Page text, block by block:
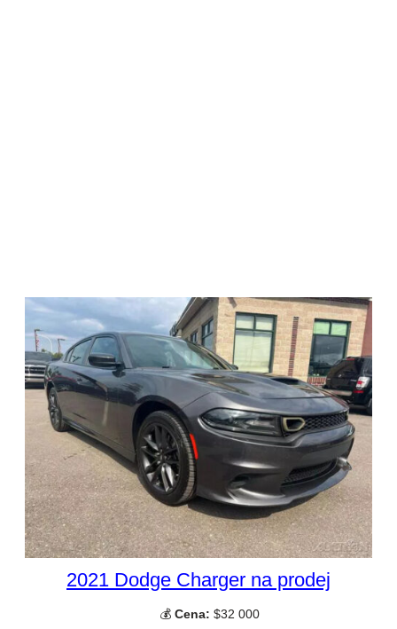
2021 Dodge Charger na prodej
💰 Cena: $32 000